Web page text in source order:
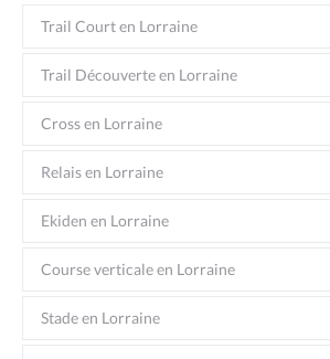
Trail Court en Lorraine
Trail Découverte en Lorraine
Cross en Lorraine
Relais en Lorraine
Ekiden en Lorraine
Course verticale en Lorraine
Stade en Lorraine